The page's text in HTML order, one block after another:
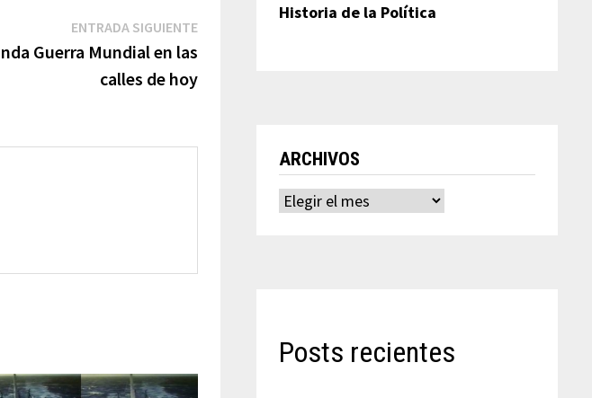
ENTRADA SIGUIENTEEntrada
siguiente:
Guerra Mundial en las
calles de hoy
Historia de la Política
ARCHIVOS
Archivos
Posts recientes